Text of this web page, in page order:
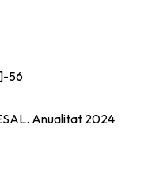
56
Anualitat 2024